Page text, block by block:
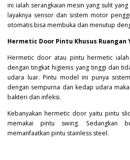
ini ialah serangkaian mesin yang sulit
layaknya sensor dan sistem motor
otomatis bisa membuka dan menutup
Hermetic Door Pintu Khusus Ruangan
Hermetic door atau pintu hermetic
dengan tingkat higienis yang tinggi dan
udara luar. Pintu model ini punya
dengan sempurna dan kedap udara
bakteri dan infeksi.
Kebanyakan hermetic door yaitu pintu
memakai pintu swing. Sedangkan
memanfaatkan pintu stainless steel.